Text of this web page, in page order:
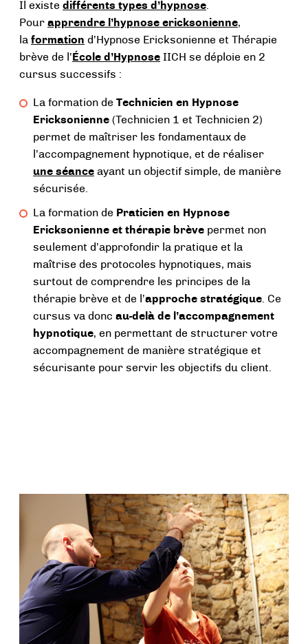
Il existe différents types d’hypnose
Pour apprendre l’hypnose ericksonienne,
la formation d’Hypnose Ericksonienne et Thérapie
brève de l’ École d’Hypnose IICH se déploie en 2
cursus successifs :
La formation de Technicien en Hypnose
Ericksonienne (Technicien 1 et Technicien 2)
permet de maîtriser les fondamentaux de
l’accompagnement hypnotique, et de réaliser
une séance ayant un objectif simple, de manière
sécurisée.
La formation de Praticien en Hypnose
Ericksonienne et thérapie brève permet non
seulement d’approfondir la pratique et la
maîtrise des protocoles hypnotiques, mais
surtout de comprendre les principes de la
thérapie brève et de l’approche stratégique . Ce
cursus va donc au-delà de l’accompagnement
hypnotique, en permettant de structurer votre
accompagnement de manière stratégique et
sécurisante pour servir les objectifs du client.